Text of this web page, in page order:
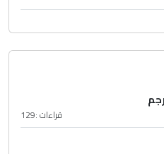
قراءات :129